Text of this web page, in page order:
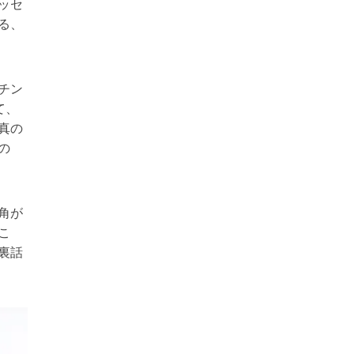
セ
ン
の
が
話